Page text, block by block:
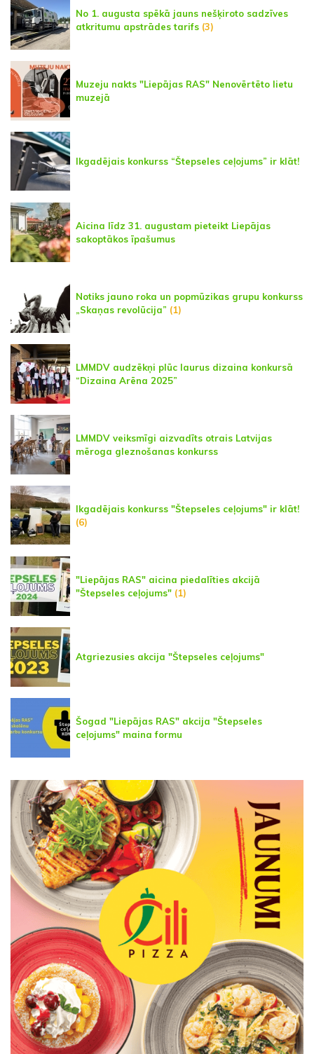
No 1. augusta spēkā jauns nešķiroto sadzīves
atkritumu apstrādes tarifs (3)
Muzeju nakts "Liepājas RAS" Nenovērtēto lietu
muzejā
Ikgadējais konkurss “Štepseles ceļojums” ir klāt!
Aicina līdz 31. augustam pieteikt Liepājas
sakoptākos īpašumus
Notiks jauno roka un popmūzikas grupu konkurss
„Skaņas revolūcija” (1)
LMMDV audzēkņi plūc laurus dizaina konkursā
“Dizaina Arēna 2025”
LMMDV veiksmīgi aizvadīts otrais Latvijas
mēroga gleznošanas konkurss
Ikgadējais konkurss "Štepseles ceļojums" ir klāt!
(6)
"Liepājas RAS" aicina piedalīties akcijā
"Štepseles ceļojums" (1)
Atgriezusies akcija "Štepseles ceļojums"
Šogad "Liepājas RAS" akcija "Štepseles
ceļojums" maina formu